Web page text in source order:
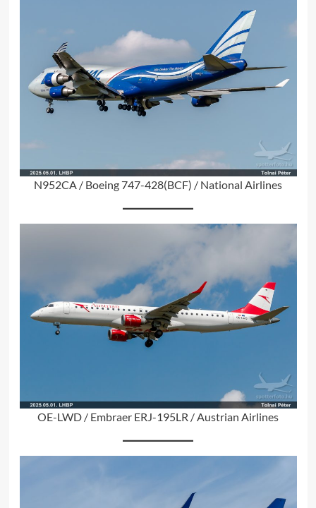
N952CA / Boeing 747-428(BCF) / National Airlines
OE-LWD / Embraer ERJ-195LR / Austrian Airlines